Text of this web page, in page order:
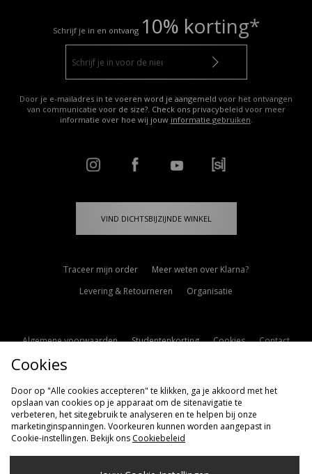
Schrijf je in en ontvang 10% korting*
Door je e-mailadres in te voeren word je aangemeld voor het ontvangen
van communicatie voor de size?. Check ons privacybeleid voor meer
informatie over hoe wij jouw informatie gebruiken.
VIND DICHTSBIJZIJNDE WINKEL
Traceer mijn order
Meer weten over Klarna?
Levering & Retourneren
Organisatie
Algemene voorwaarden Studentenkorting Cookies
Contact
Cookie Instellingen
Verzenden Naar
Cookies
Door op "Alle cookies accepteren" te klikken, ga je akkoord met het
opslaan van cookies op je apparaat om de sitenavigatie te
verbeteren, het sitegebruik te analyseren en te helpen bij onze
marketinginspanningen. Voorkeuren kunnen worden aangepast in
Cookie-instellingen. Bekijk ons Cookiebeleid